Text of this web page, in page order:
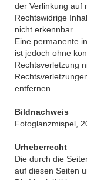
der Verlinkung auf
Rechtswidrige
nicht erkennbar.
Eine permanente
ist jedoch ohne
Rechtsverletzung
entfernen.
Bildnachweis
Fotoglanzmispel,
Urheberrecht
Die durch die
auf diesen Seiten